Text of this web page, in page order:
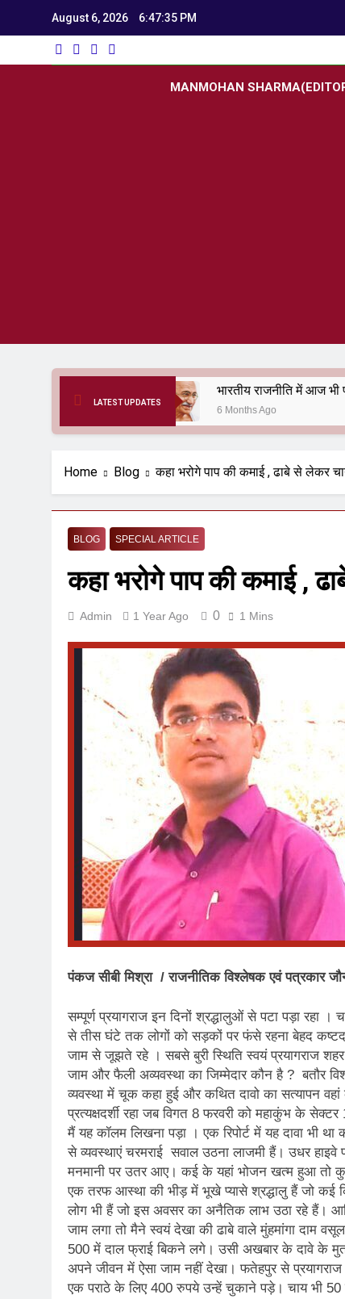
August 6, 2026 6:47:36 PM
MANMOHAN
LATEST UPDATES
6 Months Ago
Home Blog कहा भरोगे पाप की कमाई , ढाबे से लेकर
BLOG SPECIAL ARTICLE
कहा भरोगे पाप की कमाई ,
Admin 1 Year Ago 0 1 Mins
पंकज सीबी मिश्रा / राजनीतिक विश्लेषक एवं पत्रकार
सम्पूर्ण प्रयागराज इन दिनों श्रद्धालुओं से पटा पड़ा रहा
से तीस घंटे तक लोगों को सड़कों पर फंसे रहना बेहद
जाम से जूझते रहे । सबसे बुरी स्थिति स्वयं प्रयागराज
जाम और फैली अव्यवस्था का जिम्मेदार कौन है ? बतौर
व्यवस्था में चूक कहा हुई और कथित दावो का सत्यापन
प्रत्यक्षदर्शी रहा जब विगत 8 फरवरी को महाकुंभ के
मैं यह कॉलम लिखना पड़ा । एक रिपोर्ट में यह दावा भी
से व्यवस्थाएं चरमराई सवाल उठना लाजमी हैं। उधर
मनमानी पर उतर आए। कई के यहां भोजन खत्म हुआ तो
एक तरफ आस्था की भीड़ में भूखे प्यासे श्रद्धालु हैं जो कई
लोग भी हैं जो इस अवसर का अनैतिक लाभ उठा रहे हैं।
जाम लगा तो मैने स्वयं देखा की ढाबे वाले मुंहमांगा दाम
500 में दाल फ्राई बिकने लगे। उसी अखबार के दावे के
अपने जीवन में ऐसा जाम नहीं देखा। फतेहपुर से
एक पराठे के लिए 400 रुपये उन्हें चुकाने पड़े। चाय भी